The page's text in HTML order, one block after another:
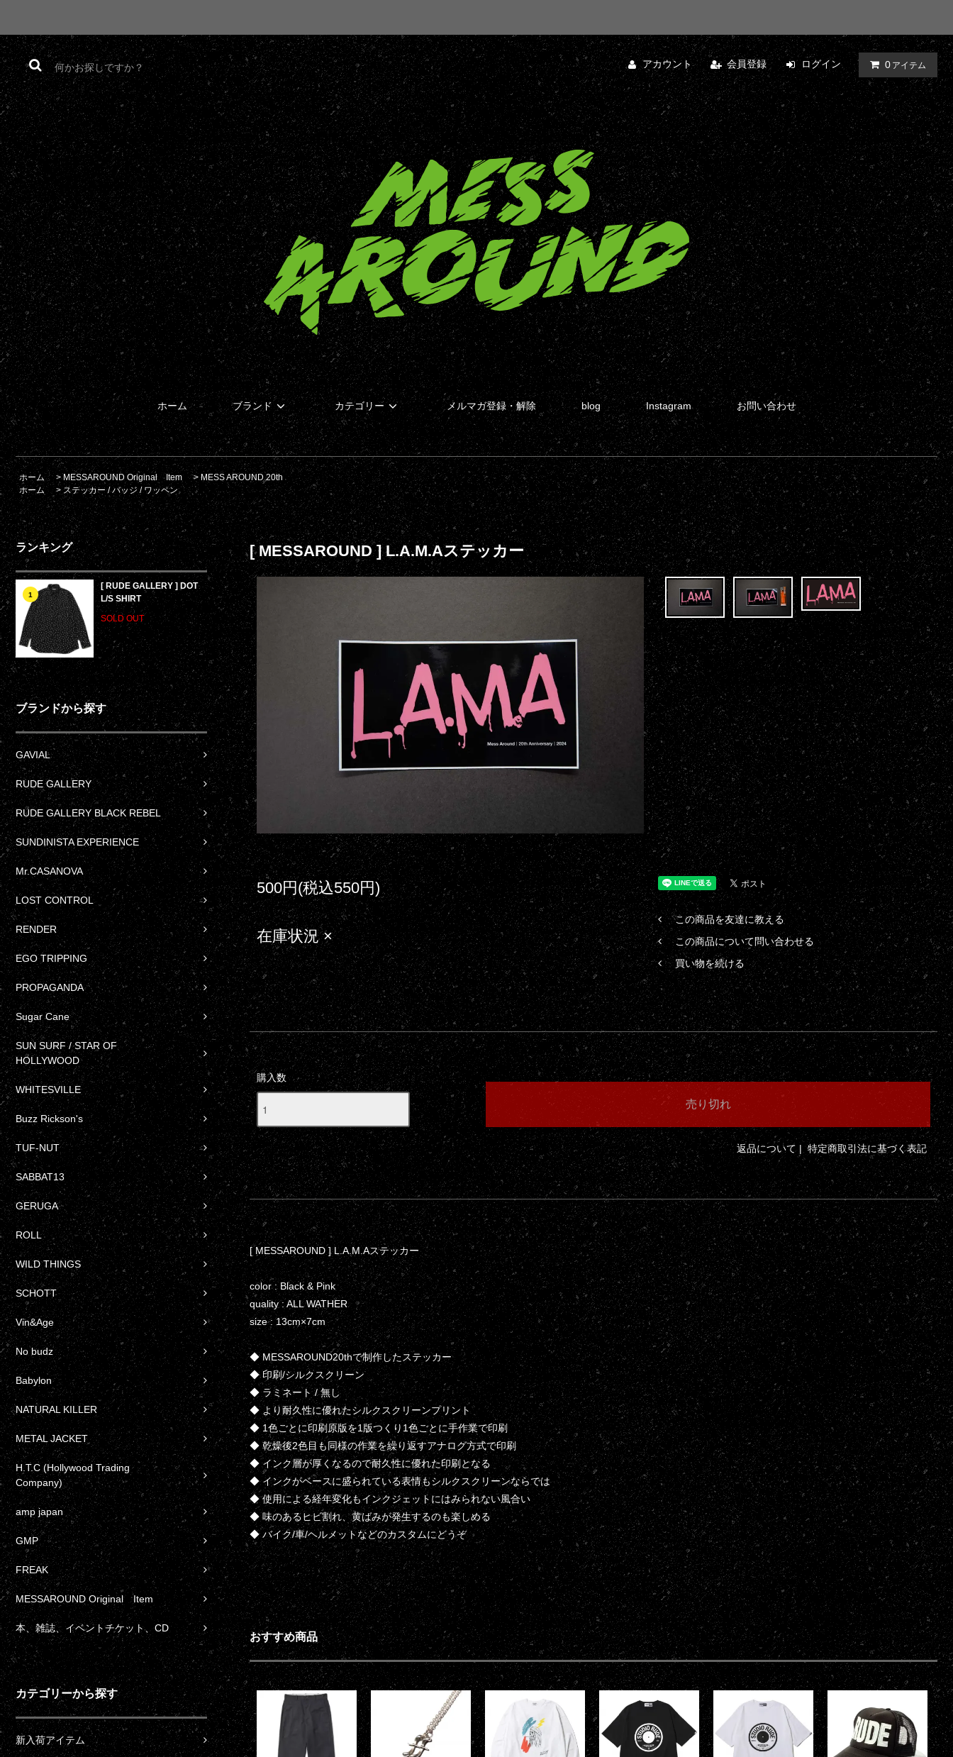
アカウント 会員登録 ログイン 0 アイテム
ホーム ブランド カテゴリー メルマガ登録・解除 blog Instagram お問い合わせ
ホーム > MESSAROUND Original Item > MESS AROUND 20th
ホーム
> ステッカー / バッジ / ワッペン
ランキング
1
[ RUDE GALLERY ] DOT
L/S SHIRT
SOLD OUT
ブランドから探す
GAVIAL
RUDE GALLERY
RUDE GALLERY BLACK REBEL
SUNDINISTA EXPERIENCE
Mr.CASANOVA
LOST CONTROL
RENDER
EGO TRIPPING
PROPAGANDA
Sugar Cane
SUN SURF / STAR OF
HOLLYWOOD
WHITESVILLE
Buzz Rickson's
TUF-NUT
SABBAT13
GERUGA
ROLL
WILD THINGS
SCHOTT
Vin&Age
No budz
Babylon
NATURAL KILLER
METAL JACKET
H.T.C (Hollywood Trading
Company)
amp japan
GMP
FREAK
MESSAROUND Original Item
本、雑誌、イベントチケット、CD
カテゴリーから探す
新入荷アイテム
[ MESSAROUND ] L.A.M.Aステッカー
500円(税込550円)
在庫状況 ×
この商品を友達に教える
この商品について問い合わせる
買い物を続ける
購入数
返品について |特定商取引法に基づく表記
[ MESSAROUND ] L.A.M.Aステッカー
color : Black & Pink
quality : ALL WATHER
size : 13cm×7cm
◆ MESSAROUND20thで制作したステッカー
◆ 印刷/シルクスクリーン
◆ ラミネート / 無し
◆ より耐久性に優れたシルクスクリーンプリント
◆ 1色ごとに印刷原版を1版つくり1色ごとに手作業で印刷
◆ 乾燥後2色目も同様の作業を繰り返すアナログ方式で印刷
◆ インク層が厚くなるので耐久性に優れた印刷となる
◆ インクがベースに盛られている表情もシルクスクリーンならでは
◆ 使用による経年変化もインクジェットにはみられない風合い
◆ 味のあるヒビ割れ、黄ばみが発生するのも楽しめる
◆ バイク/車/ヘルメットなどのカスタムにどうぞ
おすすめ商品